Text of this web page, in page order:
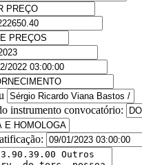
instrumento convocatório: